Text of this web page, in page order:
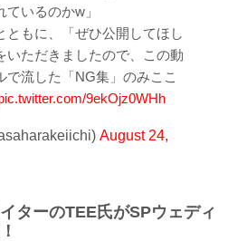
ているのかw」
ともに、「ぜひ公開してほし
いただきましたので、この動
で流した「NG集」のみここ
9ekOjz0WHh
August 24,
ターのTEE氏がSPウェディ